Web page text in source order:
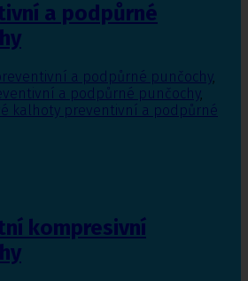
a podpůrné
a podpůrné punčochy,
a podpůrné punčochy,
kalhoty preventivní a podpůrné
kompresivní